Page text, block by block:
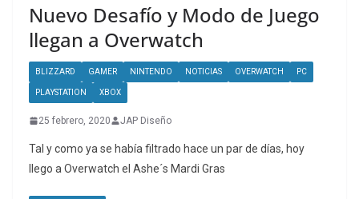
Nuevo Desafío y Modo de Juego
llegan a Overwatch
BLIZZARD GAMER NINTENDO NOTICIAS OVERWATCH PC
PLAYSTATION XBOX
25 febrero, 2020 JAP Diseño
Tal y como ya se había filtrado hace un par de días, hoy
llego a Overwatch el Ashe´s Mardi Gras